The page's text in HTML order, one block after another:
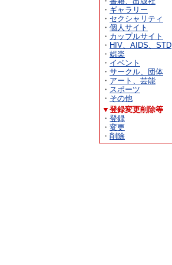
・ ギャラリー
・ セクシャリティ
・ 個人サイト
・ カップルサイト
・ HIV、AIDS、STD
・ 娯楽
・ イベント
・ サークル、団体
・ アート、芸能
・ スポーツ
・ その他
▼登録変更削除等
・ 登録
・ 変更
・ 削除